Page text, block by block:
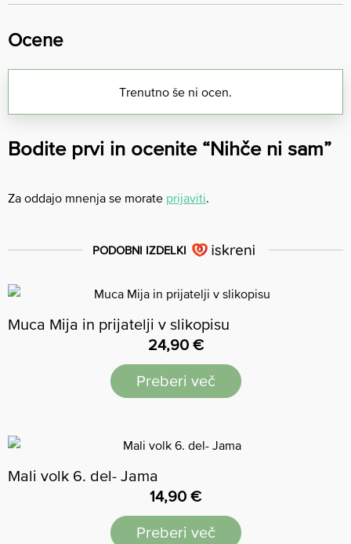
Ocene
Trenutno še ni ocen.
Bodite prvi in ocenite “Nihče ni sam”
Za oddajo mnenja se morate prijaviti
PODOBNI IZDELKI
Muca Mija in prijatelji v slikopisu
24,90 €
Preberi več
Mali volk 6. del- Jama
14,90 €
Preberi več